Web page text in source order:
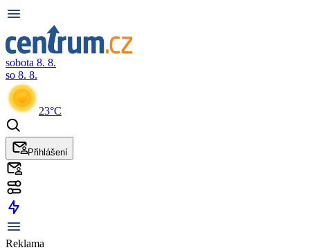
sobota 8. 8.
so 8. 8.
23°C
Přihlášení
Reklama